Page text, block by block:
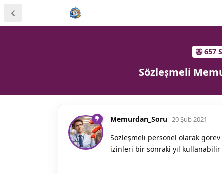
657
Sözleşmeli
Memurdan_Soru 20 Şub 2021
Sözleşmeli personel olarak görev
izinleri bir sonraki yıl kullanabilir